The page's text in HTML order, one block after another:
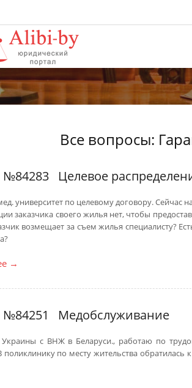
Все вопросы:
№84283 Целевое
университет по целевому договору. Сейчас
заказчика своего жилья нет, чтобы
возмещает за съем жилья специалисту?
→
№84251 Медобслуживание
Украины с ВНЖ в Беларуси., работаю по
поликлинику по месту жительства